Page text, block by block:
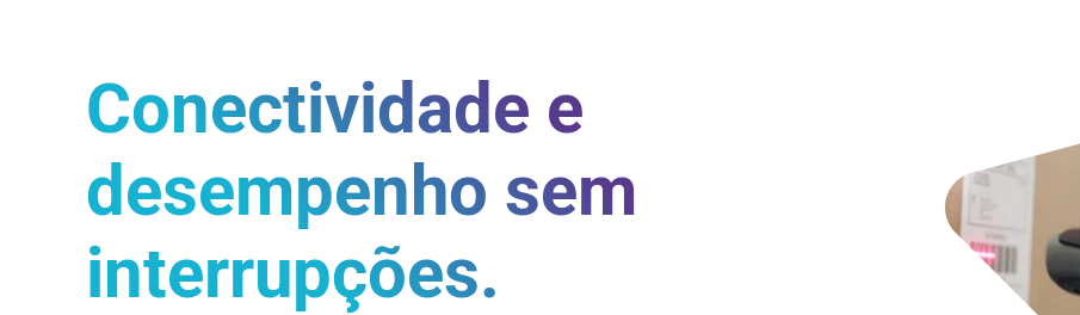
Conectividade e
desempenho sem
interrupções.